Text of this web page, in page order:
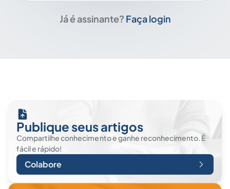
Já é assinante? Faça login
Publique seus artigos
Compartilhe conhecimento e ganhe reconhecimento. É
fácil e rápido!
Colabore